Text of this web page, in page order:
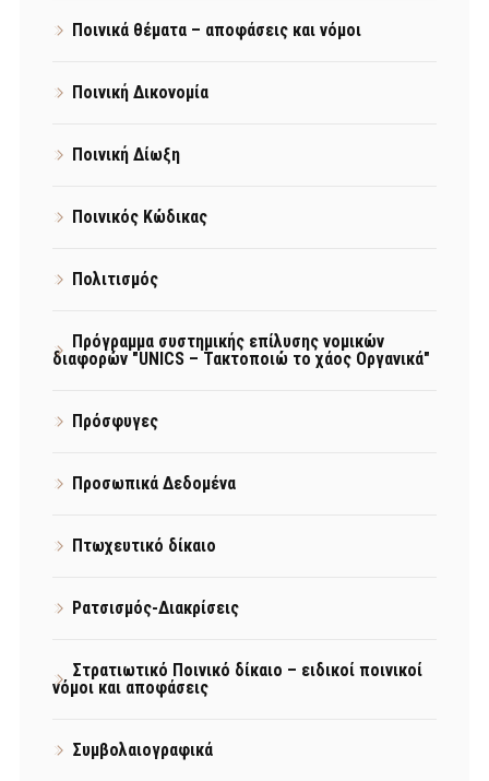
Ποινικά θέματα – αποφάσεις και νόμοι
Ποινική Δικονομία
Ποινική Δίωξη
Ποινικός Κώδικας
Πολιτισμός
Πρόγραμμα συστημικής επίλυσης νομικών
διαφορών "UNICS – Τακτοποιώ το χάος Οργανικά"
Πρόσφυγες
Προσωπικά Δεδομένα
Πτωχευτικό δίκαιο
Ρατσισμός-Διακρίσεις
Στρατιωτικό Ποινικό δίκαιο – ειδικοί ποινικοί
νόμοι και αποφάσεις
Συμβολαιογραφικά